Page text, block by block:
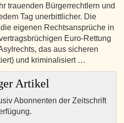
trauenden Bürgerrechtlern und
Tag unerbittlicher. Die
eigenen Rechtsansprüche in
Euro-Rettung
das aus sicheren
und kriminalisiert …
Artikel
Abonnenten der Zeitschrift